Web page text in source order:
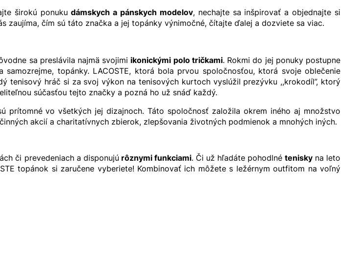
širokú ponukudámskych a pánskych modelov, nechajte sa inšpirovať a objednajte si
zaujíma, čím sú táto značka a jej topánky výnimočné, čítajte ďalej a dozviete sa viac.
sa preslávila najmä svojimi ikonickými polo tričkami. Rokmi do jej ponuky postupne
topánky. LACOSTE, ktorá bola prvou spoločnosťou, ktorá svoje oblečenie
tenisový hráč si za svoj výkon na tenisových kurtoch vyslúžil prezývku ,,krokodíl”, ktorý
súčasťou tejto značky a pozná ho už snáď každý.
prítomné vo všetkých jej dizajnoch. Táto spoločnosť založila okrem iného aj množstvo
akcií a charitatívnych zbierok, zlepšovania životných podmienok a mnohých iných.
či prevedeniach a disponujú rôznymi funkciami. Či už hľadáte pohodlné teniskyna leto
topánok si zaručene vyberiete! Kombinovať ich môžete s ležérnym outfitom na voľný